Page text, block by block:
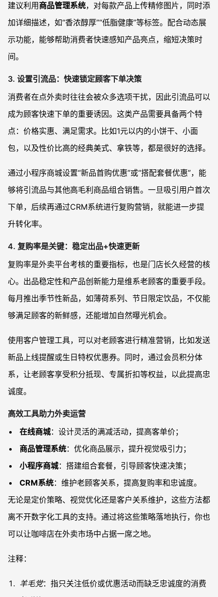
建议利用 商品管理系统，对每款产品上传精修图片，同时添
加详细描述，如“香浓醇厚”“低脂健康”等标签。配合动态展
示功能，能够帮助消费者快速感知产品亮点，缩短决策时
间。
3. 设置引流品：快速锁定顾客下单决策
消费者在点外卖时往往会被众多选项干扰，因此引流品可以
成为顾客快速下单的重要诱因。这类产品需要具备两个特
点：价格实惠、满足需求。比如1元以内的小饼干、小面
包，以及性价比高的经典美式、拿铁等，都是很好的选择。
通过小程序商城设置“新品首购优惠”或“搭配套餐优惠”，能
够将引流品与其他高毛利商品组合销售。一旦吸引用户首次
下单，后续再通过CRM系统进行复购营销，就能进一步提
升转化率。
4. 复购率是关键：稳定出品+快速更新
复购率是外卖平台考核的重要指标，也是门店长久经营的核
心。出品稳定性和产品创新能力是维系老顾客的重要手段。
每月推出季节性新品，如薄荷系列、节日限定饮品，不仅能
够满足顾客的新鲜感，还能增加自然曝光机会。
使用客户管理工具，可以对老顾客进行精准营销，比如发送
新品上线提醒或生日特权优惠券。同时，通过会员积分体
系，让老顾客享受积分抵现、专属折扣等权益，以此提高忠
诚度。
高效工具助力外卖运营
在线商城：设计灵活的满减活动，提高客单价；
商品管理系统：优化商品展示，提升视觉吸引力；
小程序商城：搭建组合套餐，引导顾客快速决策；
CRM系统：维护老顾客关系，提高复购率和忠诚度。
无论是定价策略、视觉优化还是客户关系维护，这些方法都
离不开数字化工具的支持。通过将这些策略落地执行，你也
可以让咖啡店在外卖市场中占据一席之地。
注释：
羊毛党：指只关注低价或优惠活动而缺乏忠诚度的消费